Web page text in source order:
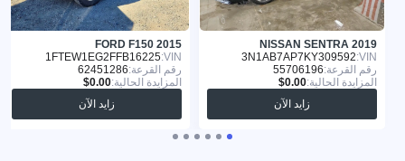
NISSAN SENTRA 2019
VIN:
3N1AB7AP7KY309592
رقم القرعة:55706196
المزايدة الحالية:
زايد الآن
FORD F150 2015
VIN:
1FTEW1EG2FFB16225
رقم القرعة:62451286
المزايدة الحالية:
زايد الآن